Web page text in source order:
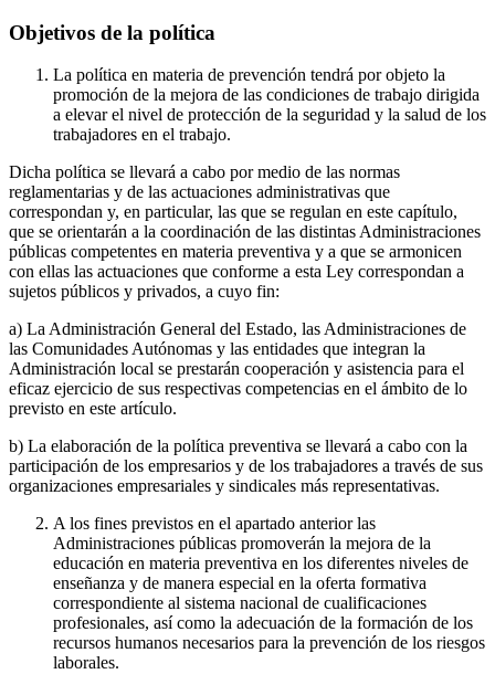
Objetivos de la política
La política en materia de prevención tendrá por objeto la
promoción de la mejora de las condiciones de trabajo dirigida
a elevar el nivel de protección de la seguridad y la salud de los
trabajadores en el trabajo.
Dicha política se llevará a cabo por medio de las normas
reglamentarias y de las actuaciones administrativas que
correspondan y, en particular, las que se regulan en este capítulo,
que se orientarán a la coordinación de las distintas Administraciones
públicas competentes en materia preventiva y a que se armonicen
con ellas las actuaciones que conforme a esta Ley correspondan a
sujetos públicos y privados, a cuyo fin:
a) La Administración General del Estado, las Administraciones de
las Comunidades Autónomas y las entidades que integran la
Administración local se prestarán cooperación y asistencia para el
eficaz ejercicio de sus respectivas competencias en el ámbito de lo
previsto en este artículo.
b) La elaboración de la política preventiva se llevará a cabo con la
participación de los empresarios y de los trabajadores a través de sus
organizaciones empresariales y sindicales más representativas.
A los fines previstos en el apartado anterior las
Administraciones públicas promoverán la mejora de la
educación en materia preventiva en los diferentes niveles de
enseñanza y de manera especial en la oferta formativa
correspondiente al sistema nacional de cualificaciones
profesionales, así como la adecuación de la formación de los
recursos humanos necesarios para la prevención de los riesgos
laborales.